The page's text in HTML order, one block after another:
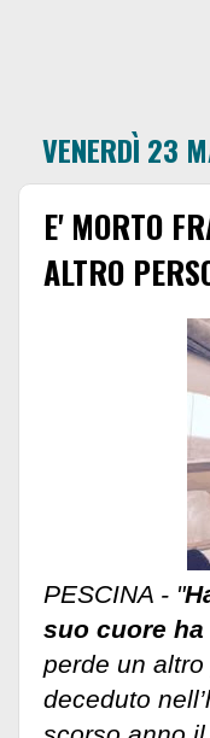
VENERDÌ 23
E' MORTO
ALTRO
PESCINA - "
suo cuore
perde un
deceduto